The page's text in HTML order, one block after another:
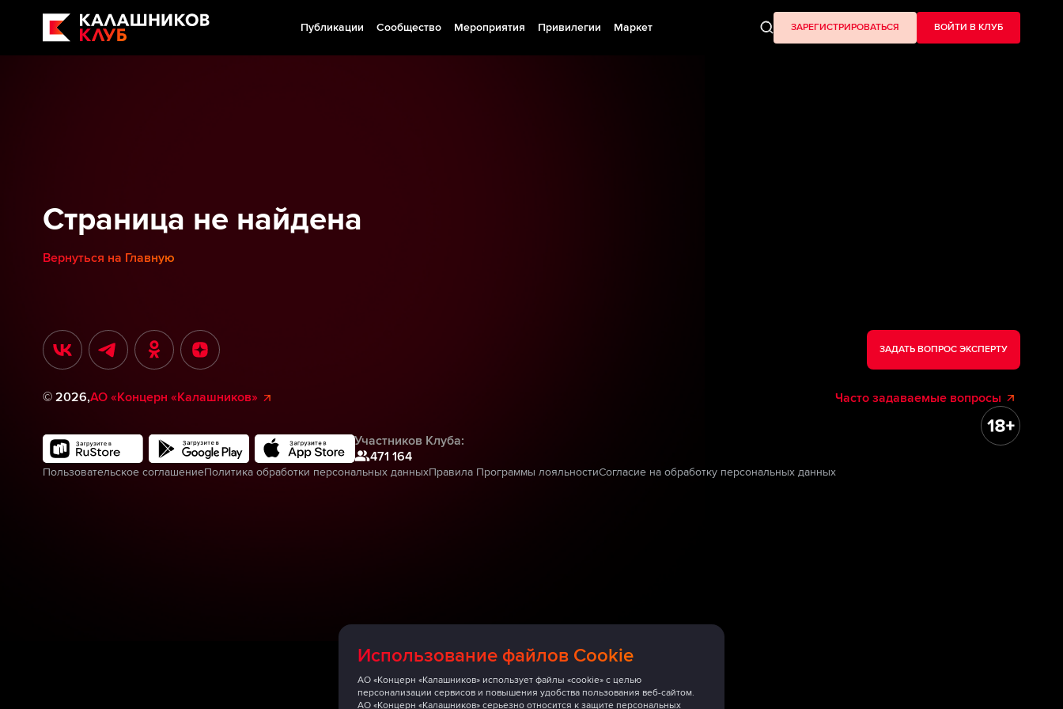
Публикации Сообщество Мероприятия Привилегии Маркет ЗАРЕГИСТРИРОВАТЬСЯ ВОЙТИ В КЛУБ
Использование файлов Cookie
АО «Концерн «Калашников» использует файлы «cookie» с целью
персонализации сервисов и повышения удобства пользования веб-сайтом.
АО «Концерн «Калашников» серьезно относится к защите персональных
Страница не найдена
Вернуться на Главную
ЗАДАТЬ ВОПРОС ЭКСПЕРТУ
© 2026,АО «Концерн «Калашников» Часто задаваемые вопросы
Участников Клуба:
471 164
Пользовательское соглашениеПолитика обработки персональных данныхПравила Программы лояльностиСогласие на обработку персональных данных